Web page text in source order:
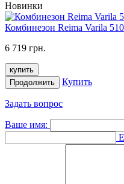
Новинки
Комбинезон Reima Varila
6 719 грн.
купить
Продолжить
Купить
Задать вопрос
Ваше имя: